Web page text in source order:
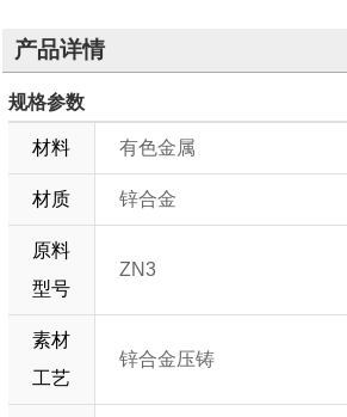
产品详情
规格参数
材料 有色金属
材质 锌合金
原料
型号
ZN3
素材
工艺
锌合金压铸